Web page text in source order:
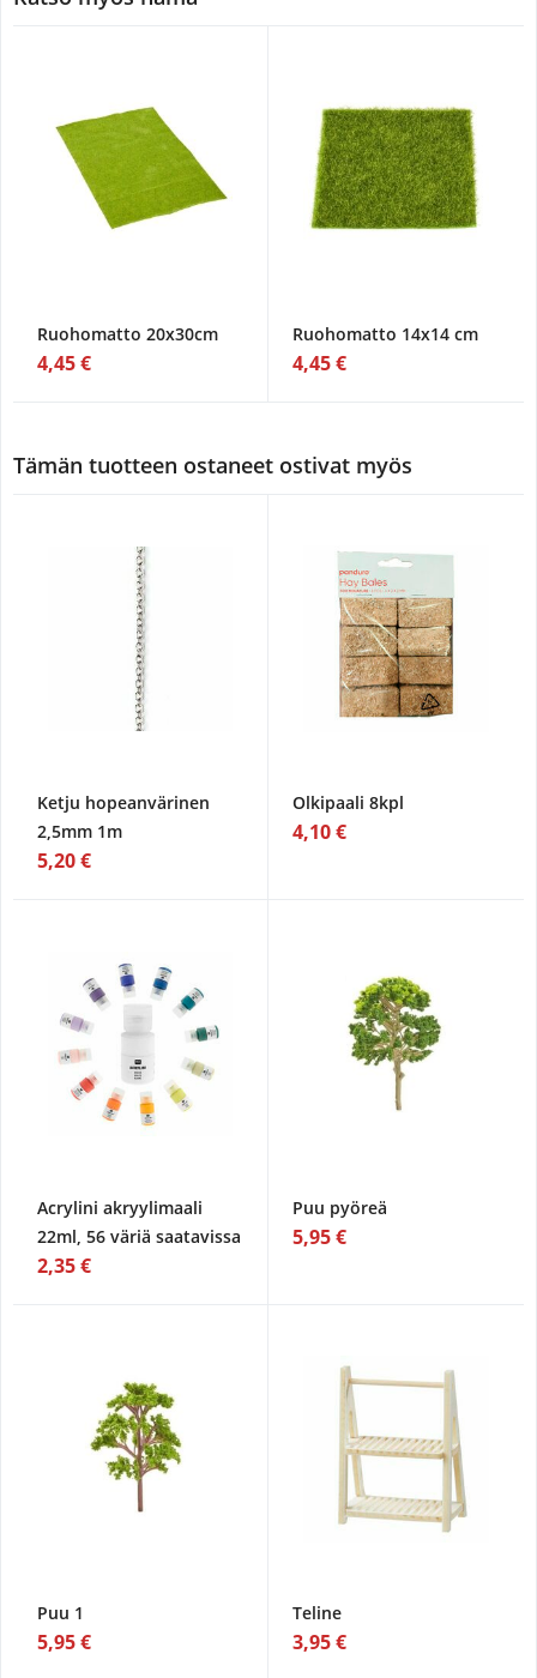
Ruohomatto 20x30cm
4,45 €
Ruohomatto 14x14 cm
4,45 €
Tämän tuotteen ostaneet ostivat myös
Ketju hopeanvärinen
2,5mm 1m
5,20 €
Olkipaali 8kpl
4,10 €
Acrylini akryylimaali
22ml, 56 väriä saatavissa
2,35 €
Puu pyöreä
5,95 €
Puu 1
5,95 €
Teline
3,95 €